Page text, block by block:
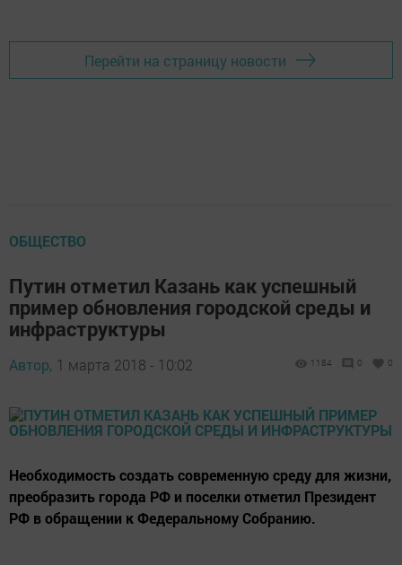
Перейти на страницу новости
ОБЩЕСТВО
Путин отметил Казань как успешный
пример обновления городской среды и
инфраструктуры
Автор, 1 марта 2018 - 10:02 1184 0 0
Необходимость создать современную среду для жизни,
преобразить города РФ и поселки отметил Президент
РФ в обращении к Федеральному Собранию.